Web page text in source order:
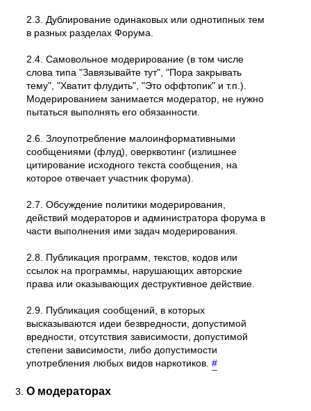
2.3. Дублирование одинаковых или однотипных тем
в разных разделах Форума.
2.4. Самовольное модеpиpование (в том числе
слова типа "Завязывайте тут", "Пора закрывать
тему", "Хватит флудить", "Это оффтопик" и т.п.).
Модерированием занимается модератор, не нужно
пытаться выполнять его обязанности.
2.6. Злоупотребление малоинформативными
сообщениями (флуд), оверквотинг (излишнее
цитирование исходного текста сообщения, на
которое отвечает участник форума).
2.7. Обсуждение политики модерирования,
действий модеpатоpов и администратора форума в
части выполнения ими задач модерирования.
2.8. Публикация программ, текстов, кодов или
ссылок на программы, нарушающих авторские
права или оказывающих деструктивное действие.
2.9. Публикация сообщений, в которых
высказываются идеи безвредности, допустимой
вредности, отсутствия зависимости, допустимой
степени зависимости, либо допустимости
употребления любых видов наркотиков.#
О модераторах